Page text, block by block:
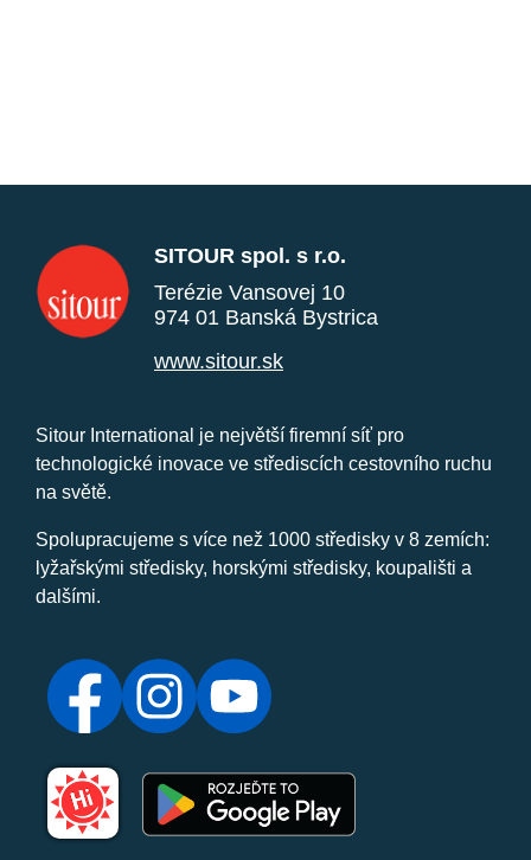
SITOUR spol. s r.o.
Terézie Vansovej 10
974 01 Banská Bystrica
www.sitour.sk
Sitour International je největší firemní síť pro
technologické inovace ve střediscích cestovního ruchu
na světě.
Spolupracujeme s více než 1000 středisky v 8 zemích:
lyžařskými středisky, horskými středisky, koupališti a
dalšími.